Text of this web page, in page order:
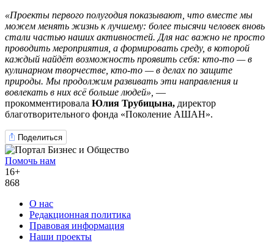
«Проекты первого полугодия показывают, что вместе мы
можем менять жизнь к лучшему: более тысячи человек вновь
стали частью наших активностей. Для нас важно не просто
проводить мероприятия, а формировать среду, в которой
каждый найдёт возможность проявить себя: кто-то — в
кулинарном творчестве, кто-то — в делах по защите
природы. Мы продолжим развивать эти направления и
вовлекать в них всё больше людей», —
прокомментировала Юлия Трубицына, директор
благотворительного фонда «Поколение АШАН».
Поделиться
Помочь нам
16+
868
О нас
Редакционная политика
Правовая информация
Наши проекты